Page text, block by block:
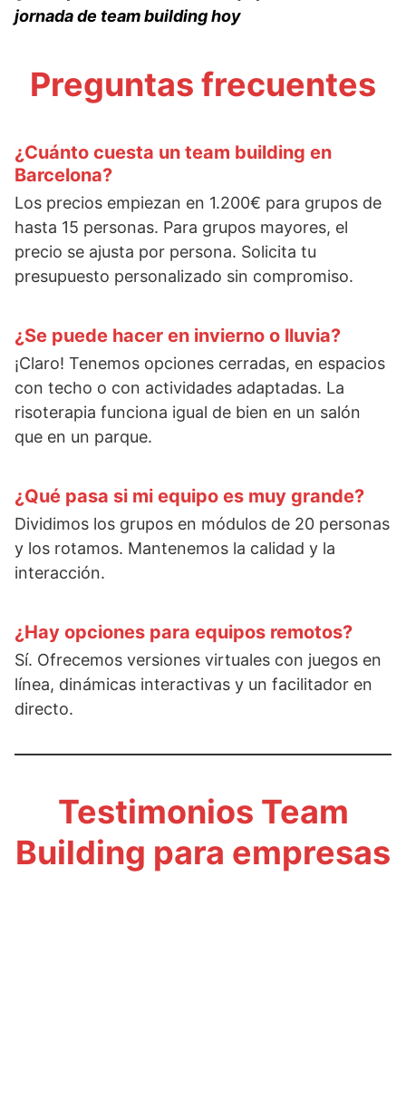
jornada de team building hoy
Preguntas frecuentes
¿Cuánto cuesta un team building en
Barcelona?
Los precios empiezan en 1.200€ para grupos de
hasta 15 personas. Para grupos mayores, el
precio se ajusta por persona. Solicita tu
presupuesto personalizado sin compromiso.
¿Se puede hacer en invierno o lluvia?
¡Claro! Tenemos opciones cerradas, en espacios
con techo o con actividades adaptadas. La
risoterapia funciona igual de bien en un salón
que en un parque.
¿Qué pasa si mi equipo es muy grande?
Dividimos los grupos en módulos de 20 personas
y los rotamos. Mantenemos la calidad y la
interacción.
¿Hay opciones para equipos remotos?
Sí. Ofrecemos versiones virtuales con juegos en
línea, dinámicas interactivas y un facilitador en
directo.
Testimonios Team
Building para empresas